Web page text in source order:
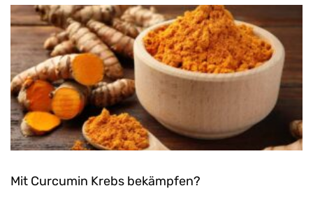
Mit Curcumin Krebs bekämpfen?